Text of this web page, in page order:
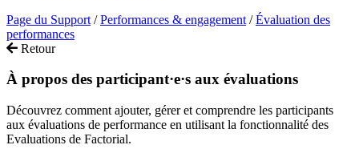
Page du Support / Performances & engagement / Évaluation des
performances
Retour
À propos des participant·e·s aux évaluations
Découvrez comment ajouter, gérer et comprendre les participants
aux évaluations de performance en utilisant la fonctionnalité des
Evaluations de Factorial.